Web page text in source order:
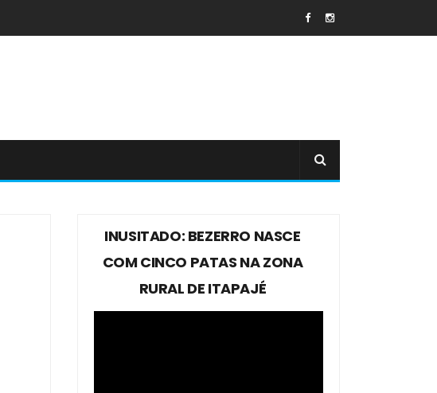
INUSITADO: BEZERRO NASCE
COM CINCO PATAS NA ZONA
RURAL DE ITAPAJÉ